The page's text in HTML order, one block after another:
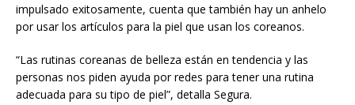
impulsado exitosamente, cuenta que también hay un anhelo
por usar los artículos para la piel que usan los coreanos.
“Las rutinas coreanas de belleza están en tendencia y las
personas nos piden ayuda por redes para tener una rutina
adecuada para su tipo de piel”, detalla Segura.